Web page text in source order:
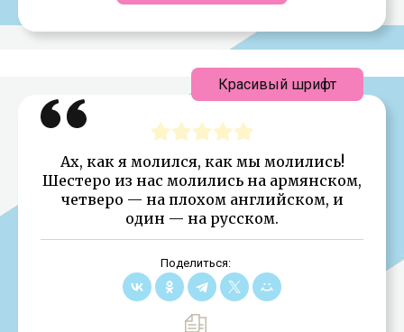
Ах, как я молился, как мы молились!
Шестеро из нас молились на армянском,
четверо — на плохом английском, и
один — на русском.
Поделиться:
Красивый шрифт